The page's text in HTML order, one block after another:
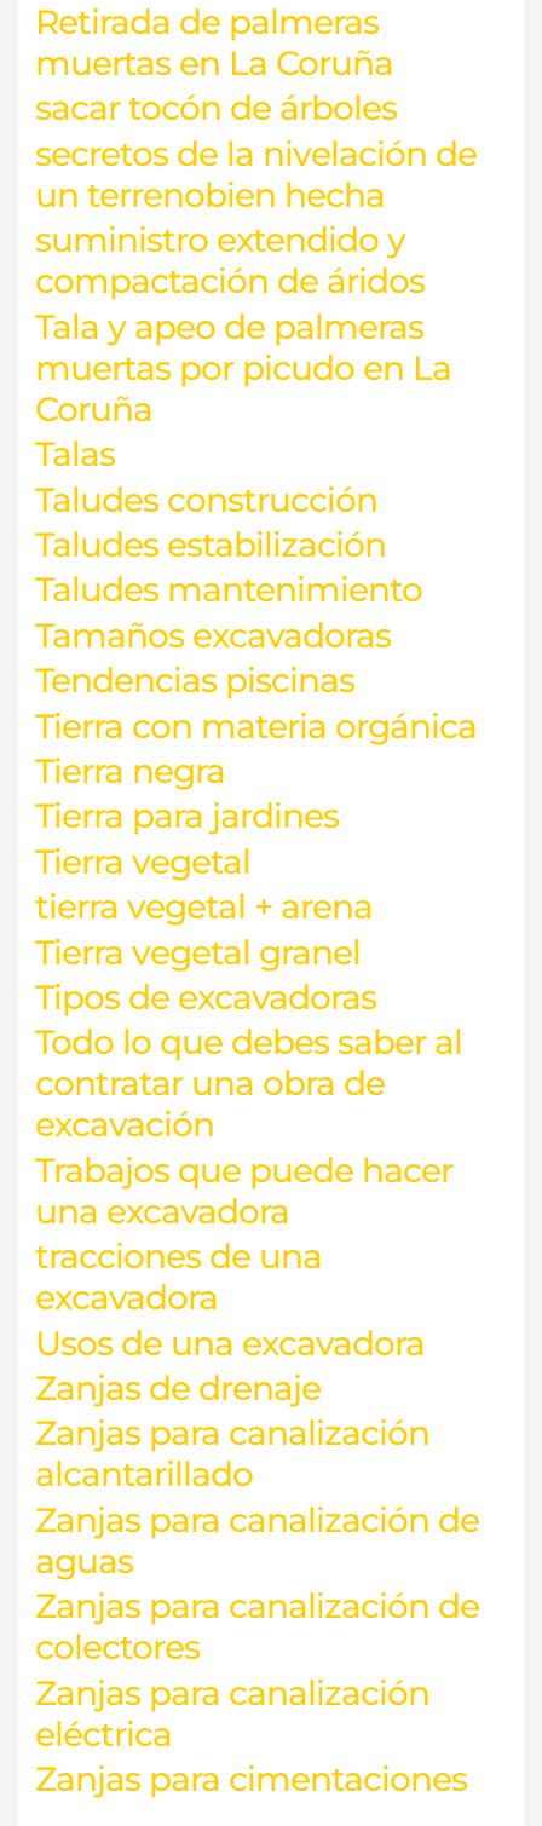
Retirada de palmeras
muertas en La Coruña
sacar tocón de árboles
secretos de la nivelación de
un terrenobien hecha
suministro extendido y
compactación de áridos
Tala y apeo de palmeras
muertas por picudo en La
Coruña
Talas
Taludes construcción
Taludes estabilización
Taludes mantenimiento
Tamaños excavadoras
Tendencias piscinas
Tierra con materia orgánica
Tierra negra
Tierra para jardines
Tierra vegetal
tierra vegetal + arena
Tierra vegetal granel
Tipos de excavadoras
Todo lo que debes saber al
contratar una obra de
excavación
Trabajos que puede hacer
una excavadora
tracciones de una
excavadora
Usos de una excavadora
Zanjas de drenaje
Zanjas para canalización
alcantarillado
Zanjas para canalización de
aguas
Zanjas para canalización de
colectores
Zanjas para canalización
eléctrica
Zanjas para cimentaciones